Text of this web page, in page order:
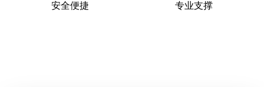
安全便捷 专业支撑